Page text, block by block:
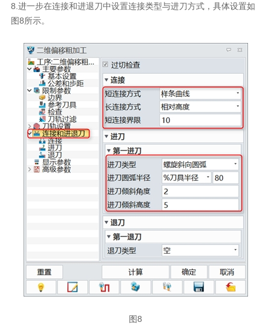
8.进一步在连接和进退刀中设置连接类型与进刀方式，具体设置如
图8所示。
图8